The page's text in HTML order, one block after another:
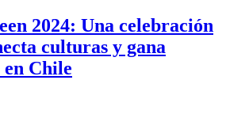
2024: Una celebración
culturas y gana
en Chile